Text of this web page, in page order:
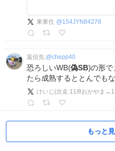
フォロ
「2026/
を書いて
東東住 @154JYN84278
返信先:@chepp40
恐ろしいWB(偽SB)の形で
たら成熟するととんでも
けいじ(次走:11/8おかやま
もっと